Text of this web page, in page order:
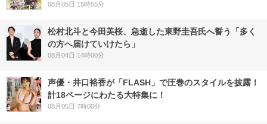
08月05日 15時55分
松村北斗と今田美桜、急逝した東野圭吾氏へ誓う「多く
の方へ届けていけたら」
08月04日 14時00分
声優・井口裕香が「FLASH」で圧巻のスタイルを披露！
計18ページにわたる大特集に！
08月05日 7時00分